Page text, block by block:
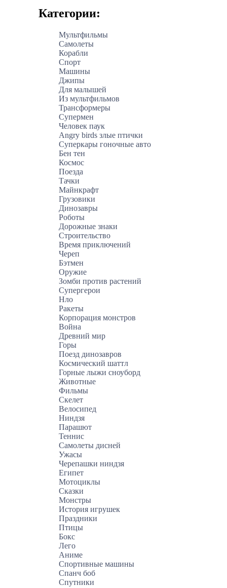
Категории:
Мультфильмы
Самолеты
Корабли
Спорт
Машины
Джипы
Для малышей
Из мультфильмов
Трансформеры
Супермен
Человек паук
Angry birds злые птички
Суперкары гоночные авто
Бен тен
Космос
Поезда
Тачки
Майнкрафт
Грузовики
Динозавры
Роботы
Дорожные знаки
Строительство
Время приключений
Череп
Бэтмен
Оружие
Зомби против растений
Супергерои
Нло
Ракеты
Корпорация монстров
Война
Древний мир
Горы
Поезд динозавров
Космический шаттл
Горные лыжи сноуборд
Животные
Фильмы
Скелет
Велосипед
Ниндзя
Парашют
Теннис
Самолеты дисней
Ужасы
Черепашки ниндзя
Египет
Мотоциклы
Сказки
Монстры
История игрушек
Праздники
Птицы
Бокс
Лего
Аниме
Спортивные машины
Спанч боб
Спутники